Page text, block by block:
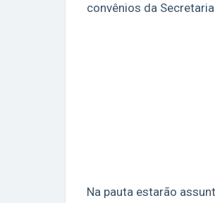
convênios da
Na pauta estarão